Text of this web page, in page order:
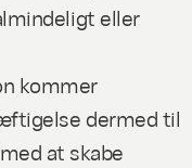
eller
kommer
dermed til
at skabe